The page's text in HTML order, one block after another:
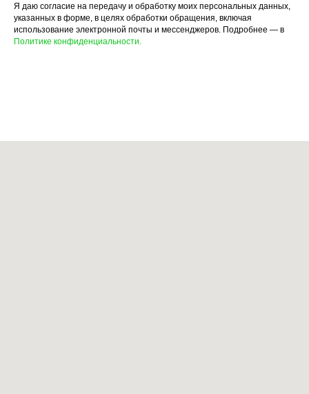
Я даю согласие на передачу и обработку моих персональных данных,
указанных в форме, в целях обработки обращения, включая
использование электронной почты и мессенджеров. Подробнее — в
Политике конфиденциальности.